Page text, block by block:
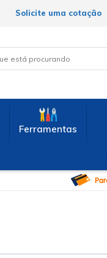
Solicite uma cotação
Ferramentas